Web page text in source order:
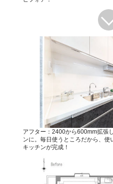
アフター：2400から600mm拡張
ンに。毎日使うところだから、
キッチンが完成！